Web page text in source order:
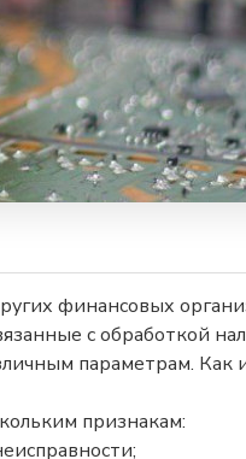
финансовых
с обработкой
параметрам. Как
признакам: